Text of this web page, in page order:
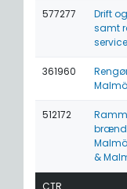
577277
Drift
samt
361960
512172
&
CTR